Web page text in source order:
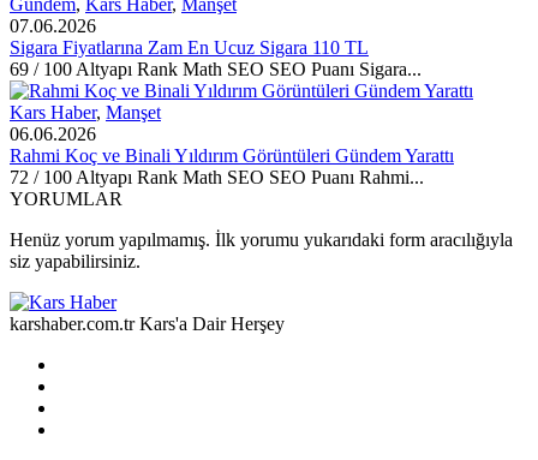
07.06.2026
Sigara Fiyatlarına Zam En Ucuz Sigara 110 TL
69 / 100 Altyapı Rank Math SEO SEO Puanı Sigara...
Kars Haber, Manşet
06.06.2026
Rahmi Koç ve Binali Yıldırım Görüntüleri Gündem Yarattı
72 / 100 Altyapı Rank Math SEO SEO Puanı Rahmi...
YORUMLAR
Henüz yorum yapılmamış. İlk yorumu yukarıdaki form aracılığıyla
siz yapabilirsiniz.
karshaber.com.tr Kars'a Dair Herşey